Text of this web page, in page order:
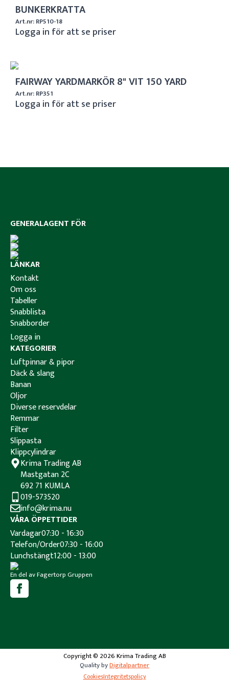
BUNKERKRATTA
Art.nr: RP510-18
Logga in för att se priser
FAIRWAY YARDMARKÖR 8" VIT 150 YARD
Art.nr: RP351
Logga in för att se priser
Krima Trading AB
Mastgatan 2C
692 71 KUMLA
019-573520
info@krima.nu
VÅRA ÖPPETTIDER
Vardagar07:30 - 16:30
Telefon/Order07:30 - 16:00
Lunchstängt12:00 - 13:00
En del av Fagertorp Gruppen
KATEGORIER
Luftpinnar & pipor
Däck & slang
Banan
Oljor
Diverse reservdelar
Remmar
Filter
Slippasta
Klippcylindrar
LÄNKAR
Kontakt
Om oss
Tabeller
Snabblista
Snabborder
Logga in
GENERALAGENT FÖR
Copyright © 2026 Krima Trading AB
Quality byDigitalpartner
CookiesIntegritetspolicy